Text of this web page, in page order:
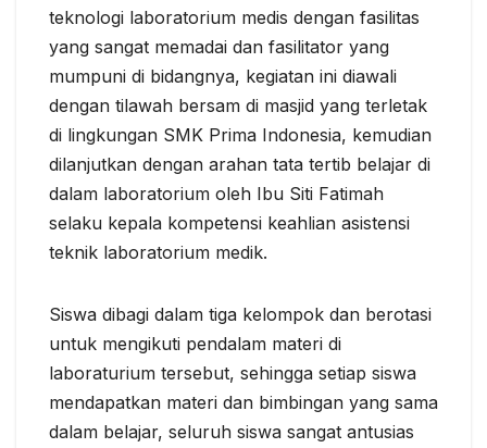
teknologi laboratorium medis dengan fasilitas
yang sangat memadai dan fasilitator yang
mumpuni di bidangnya, kegiatan ini diawali
dengan tilawah bersam di masjid yang terletak
di lingkungan SMK Prima Indonesia, kemudian
dilanjutkan dengan arahan tata tertib belajar di
dalam laboratorium oleh Ibu Siti Fatimah
selaku kepala kompetensi keahlian asistensi
teknik laboratorium medik.
Siswa dibagi dalam tiga kelompok dan berotasi
untuk mengikuti pendalam materi di
laboraturium tersebut, sehingga setiap siswa
mendapatkan materi dan bimbingan yang sama
dalam belajar, seluruh siswa sangat antusias